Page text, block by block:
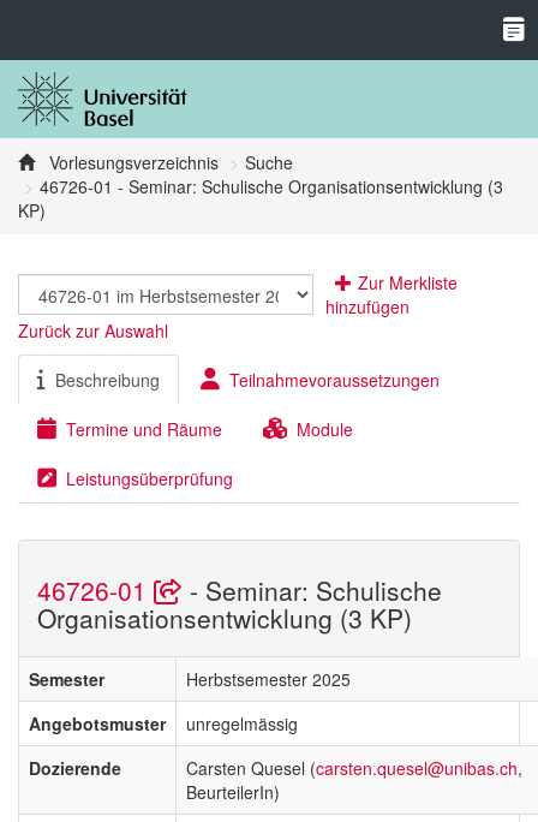
Vorlesungsverzeichnis
Suche
46726-01 - Seminar: Schulische Organisationsentwicklung (3
KP)
Zur Merkliste
hinzufügen
Zurück zur Auswahl
Beschreibung Teilnahmevoraussetzungen
Termine und Räume Module
Leistungsüberprüfung
46726-01 - Seminar: Schulische
Organisationsentwicklung (3 KP)
Semester
Herbstsemester 2025
Angebotsmuster
unregelmässig
Dozierende
Carsten Quesel (carsten.quesel@unibas.ch,
BeurteilerIn)